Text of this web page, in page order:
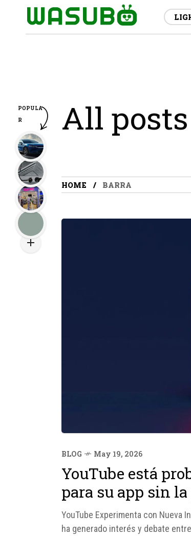
All
HOME BARRA
BLOG May 19, 2026
YouTube está
para su app sin
YouTube Experimenta con Nueva
ha generado interés y debate
POPULA
R